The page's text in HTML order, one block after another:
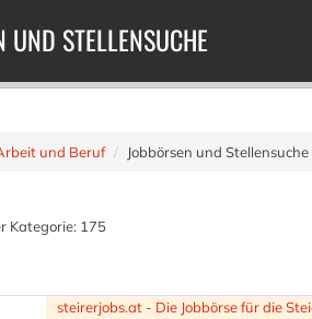
UND STELLENSUCHE
und Beruf Jobbörsen und Stellensuche
Kategorie: 175
steirerjobs.at - Die Jobbörse für die